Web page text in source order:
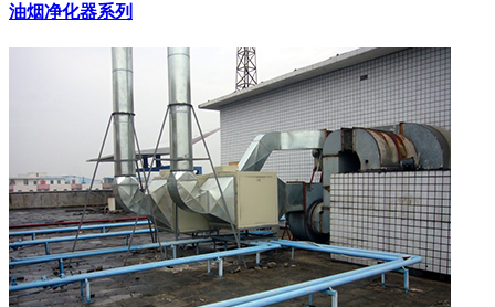
油烟净化器系列